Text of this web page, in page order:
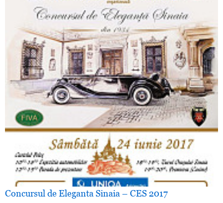
Concursul de Eleganta Sinaia – CES 2017